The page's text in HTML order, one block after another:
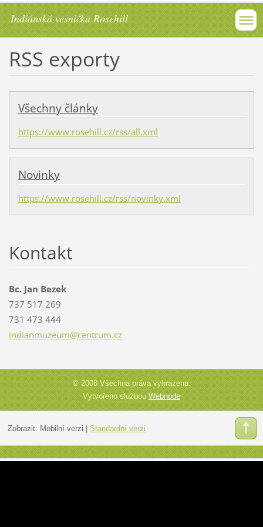
Indiánská vesnička Rosehill
RSS exporty
Všechny články
https://www.rosehill.cz/rss/all.xml
Novinky
https://www.rosehill.cz/rss/novinky.xml
Kontakt
Bc. Jan Bezek
737 517 269
731 473 444
indianmuzeum@centrum.cz
© 2008 Všechna práva vyhrazena.
Vytvořeno službouWebnode
Zobrazit: Mobilní verzi Standardní verzi